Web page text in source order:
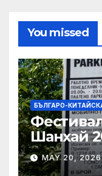
You missed
БЪЛГАРО-
Шанхай
MAY 20,